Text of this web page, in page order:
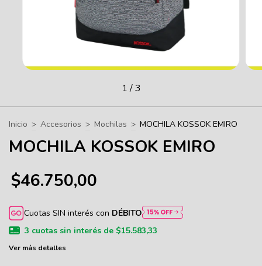
1/3
Inicio > Accesorios > Mochilas > MOCHILA KOSSOK EMIRO
MOCHILA KOSSOK EMIRO
$46.750,00
Cuotas SIN interés con DÉBITO
3 cuotas sin interés de $15.583,33
Ver más detalles